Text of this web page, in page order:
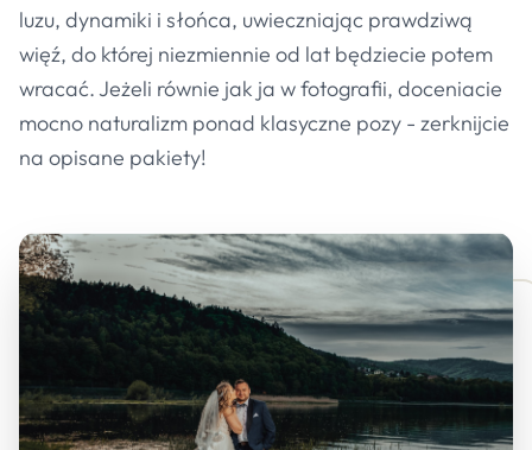
luzu, dynamiki i słońca, uwieczniając prawdziwą
więź, do której niezmiennie od lat będziecie potem
wracać. Jeżeli równie jak ja w fotografii, doceniacie
mocno naturalizm ponad klasyczne pozy - zerknijcie
na opisane pakiety!